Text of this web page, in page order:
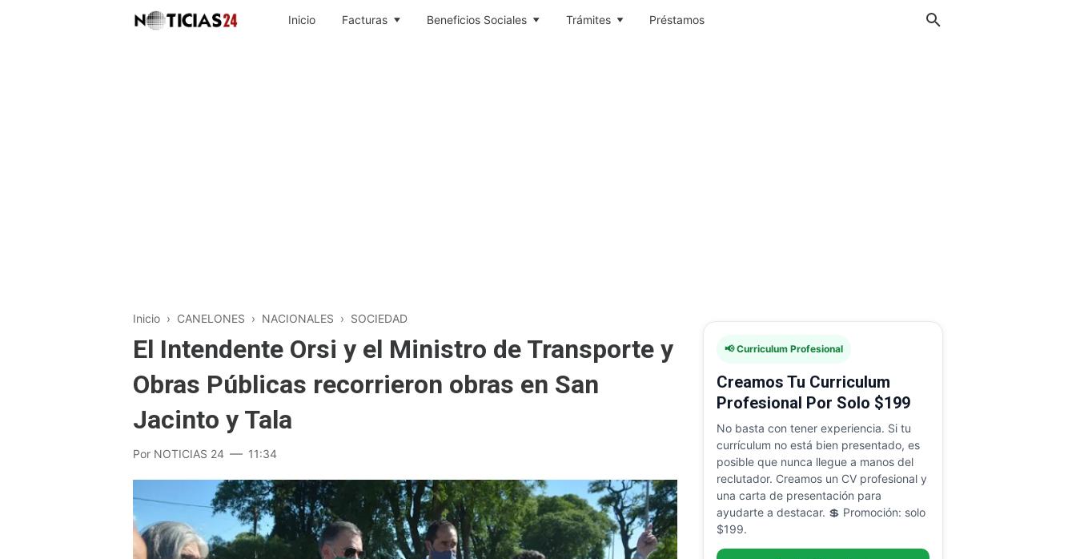
Inicio Facturas Beneficios Sociales Trámites Préstamos
Inicio › CANELONES › NACIONALES › SOCIEDAD
El Intendente Orsi y el Ministro de Transporte y
Obras Públicas recorrieron obras en San
Jacinto y Tala
Por NOTICIAS 24 11:34
📢 Curriculum Profesional
Creamos Tu Curriculum
Profesional Por Solo $199
No basta con tener experiencia. Si tu
currículum no está bien presentado, es
posible que nunca llegue a manos del
reclutador. Creamos un CV profesional y
una carta de presentación para
ayudarte a destacar. 💲 Promoción: solo
$199.